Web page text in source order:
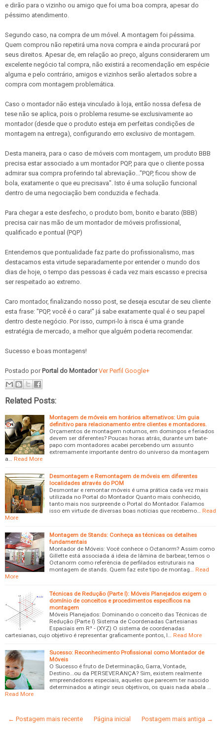
e dirão para o vizinho ou amigo que foi uma boa compra, apesar do
péssimo atendimento.
Segundo caso, na compra de um móvel. A montagem foi péssima.
Quem comprou não repetirá uma nova compra e ainda procurará por
seus direitos. Apesar de, em relação ao preço, alguns considerarem um
excelente negócio tal compra, não existirá a recomendação em espécie
alguma e pelo contrário, amigos e vizinhos serão alertados sobre a
compra com montagem problemática.
Caso o montador não esteja vinculado à loja, então nossa defesa de
tese não se aplica, pois o problema resume-se exclusivamente ao
montador (desde que o produto esteja em perfeitas condições de
montagem na entrega), configurando erro exclusivo de montagem.
Desta maneira, para o caso de móveis com montagem, um produto BBB
precisa estar associado a um montador PQP, para que o cliente possa
admirar sua compra proferindo tal abreviação..."PQP, ficou show de
bola, exatamente o que eu precisava". Isto é uma solução funcional
dentro de uma negociação bem conduzida e fechada.
Para chegar a este desfecho, o produto bom, bonito e barato (BBB)
precisa cair nas mão de um montador de móveis profissional,
qualificado e pontual (PQP)
Entendemos que pontualidade faz parte do profissionalismo, mas
destacamos esta virtude separadamente por entender o mundo dos
dias de hoje, o tempo das pessoas é cada vez mais escasso e precisa
ser respeitado ao extremo.
Caro montador, finalizando nosso post, se deseja escutar de seu cliente
esta frase: "PQP, você é o cara!" já sabe exatamente qual é o seu papel
dentro deste negócio. Por isso, cumpri-lo à risca é uma grande
estratégia de mercado, a melhor que alguém poderia recomendar.
Sucesso e boas montagens!
Postado por Portal do Montador Ver Perfil Google+
Related Posts:
Montagem de móveis em horários alternativos: Um guia
definitivo para relacionamento entre clientes e montadores.
Orçamentos de montagem noturnos, em domingos e feriados
devem ser diferentes? Poucas horas atrás, durante um bate-
papo com montadores acabei percebendo um assunto
extremamente importante dentro do universo da montagem
a…
Read More
Desmontagem e Remontagem de móveis em diferentes
localidades através do POM
Desmontar e remontar móveis é uma prática cada vez mais
utilizada no Portal do Montador Quanto mais conhecido,
tanto mais nos surpreende o Portal do Montador. Falamos
isso em virtude de diversas boas notícias que recebemo…
Read
More
Montagem de Stands: Conheça as técnicas os detalhes
fundamentais
Montador de Móveis: Você conhece o Octanorm? Assim como
Gillette está associada á ideia de lâmina de barbear, temos o
Octanorm como referência de perfilados estruturais na
montagem de stands. Quem faz este tipo de montag…
Read
More
Técnicas de Redução (Parte I): Móveis Planejados exigem o
domínio de conceitos e procedimentos específicos na
montagem
Móveis Planejados: Dominando o conceito das Técnicas de
Redução (Parte I) Sistema de Coordenadas Cartesianas
Espaciais em R³ - (XYZ) O sistema de coordenadas
cartesianas, cujo objetivo é representar graficamente pontos, l…
Read More
Sucesso: Reconhecimento Profissional como Montador de
Móveis
O Sucesso é fruto de Determinação, Garra, Vontade,
Destino...ou da PERSEVERANÇA? Sim, existem realmente
empreendedores especiais, aqueles que parecem ter nascido
determinados a atingir seus objetivos, os quais nada abala …
Read More
← Postagem mais recente Postagem mais antiga →
Página inicial